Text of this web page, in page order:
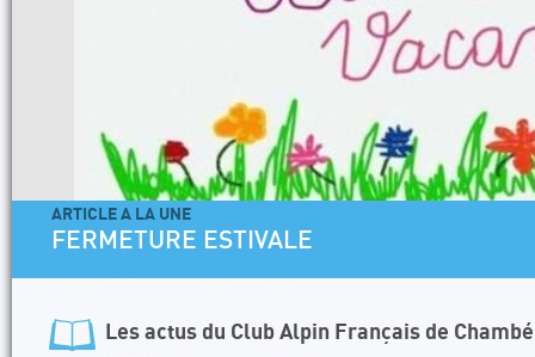
ARTICLE A LA UNE
FERMETURE ESTIVALE
Les actus du Club Alpin Français de